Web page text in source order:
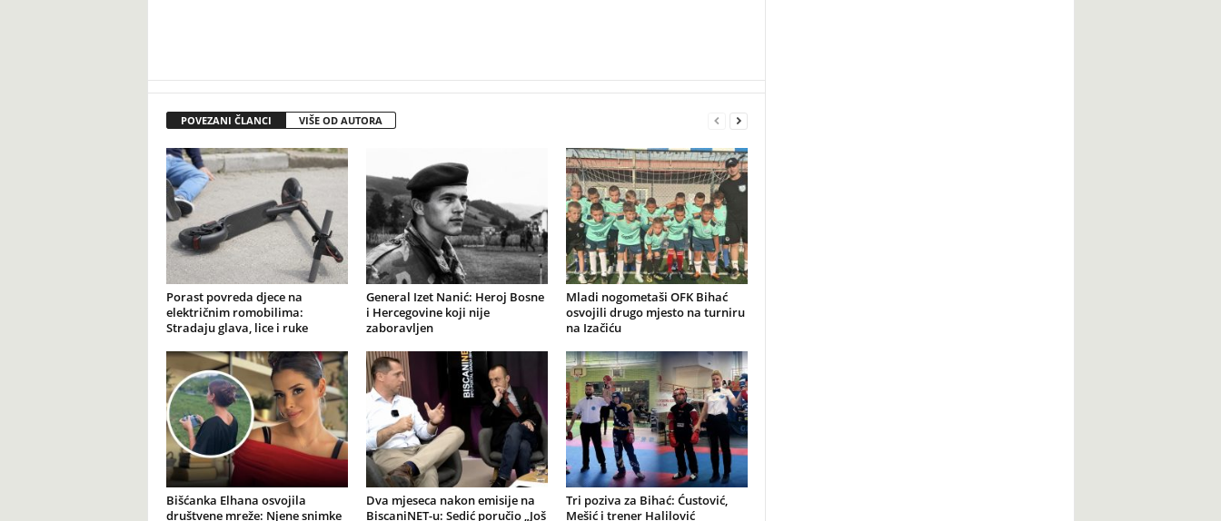
POVEZANI ČLANCI VIŠE OD AUTORA
Porast povreda djece na
električnim romobilima:
Stradaju glava, lice i ruke
General Izet Nanić: Heroj Bosne
i Hercegovine koji nije
zaboravljen
Mladi nogometaši OFK Bihać
osvojili drugo mjesto na turniru
na Izačiću
Bišćanka Elhana osvojila
društvene mreže: Njene snimke
Dva mjeseca nakon emisije na
BiscaniNET-u: Sedić poručio „Još
Tri poziva za Bihać: Ćustović,
Mešić i trener Halilović